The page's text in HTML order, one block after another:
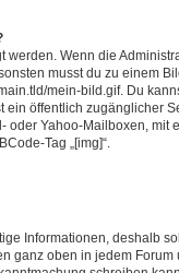
Wenn die
musst du zu einem
mein-bild.gif. Du
öffentlich zugänglicher
oder Yahoo-Mailboxen, mit
Tag „[img]“.
Informationen, deshalb
ganz oben in jedem